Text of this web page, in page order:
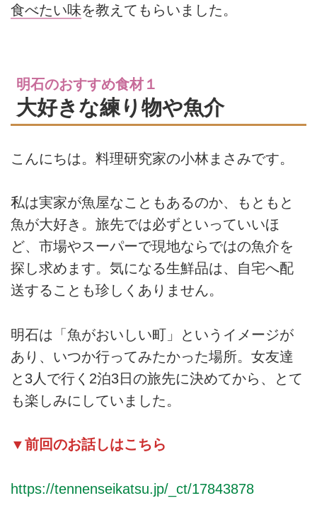
食べたい味を教えてもらいました。
明石のおすすめ食材１
大好きな練り物や魚介
こんにちは。料理研究家の小林まさみです。
私は実家が魚屋なこともあるのか、もともと
魚が大好き。旅先では必ずといっていいほ
ど、市場やスーパーで現地ならではの魚介を
探し求めます。気になる生鮮品は、自宅へ配
送することも珍しくありません。
明石は「魚がおいしい町」というイメージが
あり、いつか行ってみたかった場所。女友達
と3人で行く2泊3日の旅先に決めてから、とて
も楽しみにしていました。
▼前回のお話しはこちら
https://tennenseikatsu.jp/_ct/17843878